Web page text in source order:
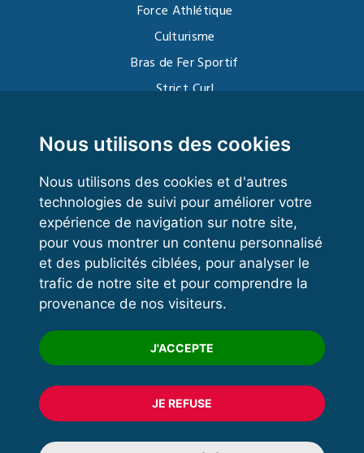
Nous utilisons des cookies
Nous utilisons des cookies et d'autres
technologies de suivi pour améliorer votre
expérience de navigation sur notre site,
pour vous montrer un contenu personnalisé
et des publicités ciblées, pour analyser le
trafic de notre site et pour comprendre la
provenance de nos visiteurs.
J'ACCEPTE
JE REFUSE
Force Athlétique
Culturisme
Bras de Fer Sportif
Strict Curl
Kettlebell
VOS ESPACES
Espace dirigeant
Espace licencié
Trouver un club
Formation
© 2020 FFFORCE Tous droits réservés
Mentions légales